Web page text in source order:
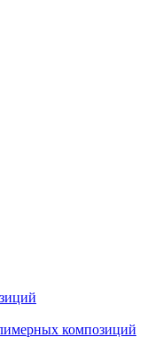
композиций